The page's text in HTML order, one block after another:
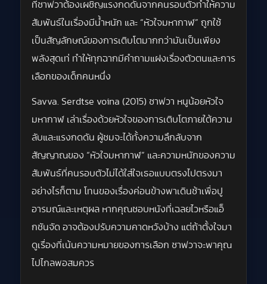
ที่ซาฟวาต้องเผชิญแรงกดดันจากคนรอบตัวทำให้ความ
สัมพันธ์ในเรื่องมีน้ำหนัก และ “หัวใจมหากาฬ” ถูกใช้
เป็นสัญลักษณ์ของการเติบโตมากกว่ามันเป็นเพียง
พลังสุดเท่ ทำให้ทุกฉากมีคำถามแฝงเรื่องตัวตนและการ
เลือกของเด็กคนหนึ่ง
Savva. Serdtse voina (2015) ซาฟวา หนูน้อยหัวใจ
มหากาฬ เล่าเรื่องด้วยหัวใจของการเติบโตภายใต้ความ
ลับและแรงกดดัน ผู้ชมจะได้ทั้งความลึกลับจาก
สัญญาณของ “หัวใจมหากาฬ” และความหนักของความ
สัมพันธ์ที่คนรอบตัวไม่ได้ใส่ใจเธอแบบตรงไปตรงมา
อย่างไรก็ตาม โทนของเรื่องค่อนข้างพาเดินช้าเพื่อปู
อารมณ์และเหตุผล หากคุณชอบหนังที่เฉลยไวหรือแอ็
กชันจัด อาจต้องปรับความคาดหวังบ้าง แต่ถ้าตั้งใจมา
ดูเรื่องที่เน้นความหมายของการเลือก ซาฟวาจะพาคุณ
ไปไกลพอสมควร